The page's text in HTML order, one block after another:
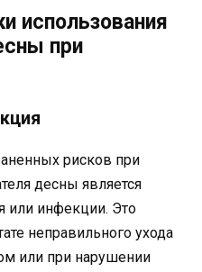
использования
при
рисков при
десны является
или инфекции. Это
неправильного ухода
или при нарушении